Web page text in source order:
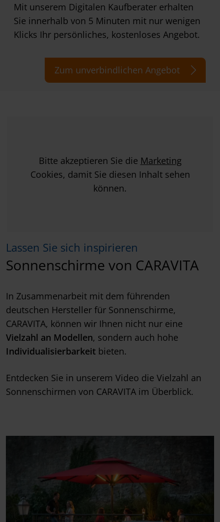
Mit unserem Digitalen Kaufberater erhalten
Sie innerhalb von 5 Minuten mit nur wenigen
Klicks Ihr persönliches, kostenloses Angebot.
Zum unverbindlichen Angebot
Bitte akzeptieren Sie die Marketing
Cookies, damit Sie diesen Inhalt sehen
können.
Lassen Sie sich inspirieren
Sonnenschirme von CARAVITA
In Zusammenarbeit mit dem führenden
deutschen Hersteller für Sonnenschirme,
CARAVITA, können wir Ihnen nicht nur eine
Vielzahl an Modellen, sondern auch hohe
Individualisierbarkeit bieten.
Entdecken Sie in unserem Video die Vielzahl an
Sonnenschirmen von CARAVITA im Überblick.